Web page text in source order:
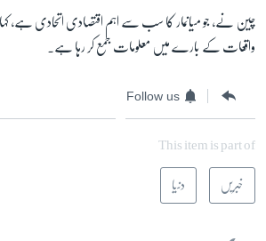
چین نے، جو میانمار کا سب سے اہم اقتصادی اتحادی ہے،
واقعات کے بارے میں معلومات جمع کر رہا ہے۔
Follow us
This item is part of
خبریں دنیا